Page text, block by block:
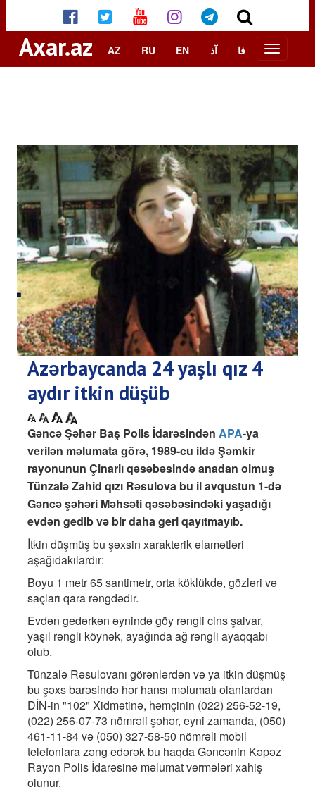
Axar.az AZ RU EN آذ فا
Azərbaycanda 24 yaşlı qız 4
aydır itkin düşüb
Gəncə Şəhər Baş Polis İdarəsindən APA-ya
verilən məlumata görə, 1989-cu ildə Şəmkir
rayonunun Çinarlı qəsəbəsində anadan olmuş
Tünzalə Zahid qızı Rəsulova bu il avqustun 1-də
Gəncə şəhəri Məhsəti qəsəbəsindəki yaşadığı
evdən gedib və bir daha geri qayıtmayıb.
İtkin düşmüş bu şəxsin xarakterik əlamətləri
aşağıdakılardır:
Boyu 1 metr 65 santimetr, orta köklükdə, gözləri və
saçları qara rəngdədir.
Evdən gedərkən əynində göy rəngli cins şalvar,
yaşıl rəngli köynək, ayağında ağ rəngli ayaqqabı
olub.
Tünzalə Rəsulovanı görənlərdən və ya itkin düşmüş
bu şəxs barəsində hər hansı məlumatı olanlardan
DİN-in "102" Xidmətinə, həmçinin (022) 256-52-19,
(022) 256-07-73 nömrəli şəhər, eyni zamanda, (050)
461-11-84 və (050) 327-58-50 nömrəli mobil
telefonlara zəng edərək bu haqda Gəncənin Kəpəz
Rayon Polis İdarəsinə məlumat vermələri xahiş
olunur.